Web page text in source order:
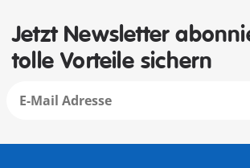
Jetzt Newsletter
tolle Vorteile sichern